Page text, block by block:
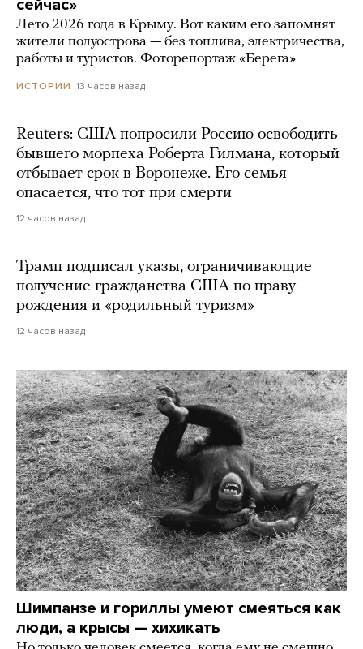
сейчас»
Лето 2026 года в Крыму. Вот каким его запомнят
жители полуострова — без топлива, электричества,
работы и туристов. Фоторепортаж «Берега»
ИСТОРИИ 13 часов назад
Reuters: США попросили Россию освободить
бывшего морпеха Роберта Гилмана, который
отбывает срок в Воронеже. Его семья
опасается, что тот при смерти
12 часов назад
Трамп подписал указы, ограничивающие
получение гражданства США по праву
рождения и «родильный туризм»
12 часов назад
Шимпанзе и гориллы умеют смеяться как
люди, а крысы — хихикать